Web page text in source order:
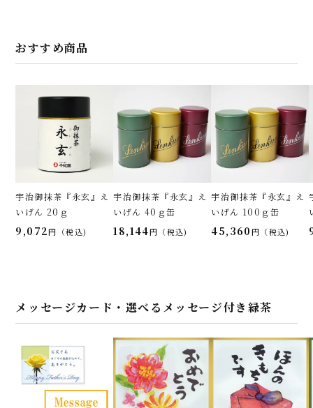
おすすめ商品
宇治御抹茶『永玄』え
いげん 20ｇ
9,072 税込
宇治御抹茶『永玄』え
いげん 40ｇ缶
18,144 税込
宇治御抹茶『永玄』え
いげん 100ｇ缶
45,360 税込
メッセージカード・選べるメッセージ付き緑茶